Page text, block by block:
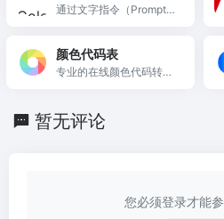
即可导出高清PNG或CSS
通过文字指令（Prompt）
具。
颜色代码表
专业的在线颜色代码转换
暂无评论
您必须登录才能参